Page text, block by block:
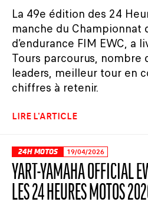
La 49e édition des 24
manche du Championnat
d’endurance FIM EWC, a
Tours parcourus, nombre
leaders, meilleur tour en
chiffres à retenir.
LIRE L'ARTICLE
24H MOTOS 19/04/2026
YART-YAMAHA OFFICIAL
LES 24 HEURES MOTOS